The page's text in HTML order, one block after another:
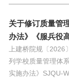
改措施、责任人员
项督查阶段（7月8
采取“四不两直”的
情况开展专项督查
校审议通过，现批
目（附件1），纳入
费，开展为期一年
求和时间安排（附
设项目预算明细表
关于修订质量管
办法》《服兵役
知
上建桥院规〔2026
列学校质量管理体
实施办法》SJQU-